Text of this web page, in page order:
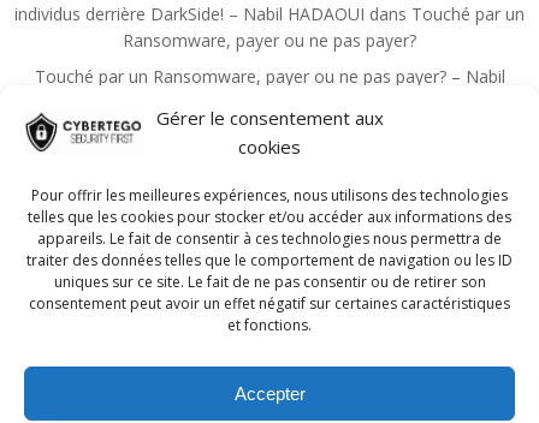
Gérer le consentement aux
cookies
Pour offrir les meilleures expériences, nous utilisons des technologies
telles que les cookies pour stocker et/ou accéder aux informations des
appareils. Le fait de consentir à ces technologies nous permettra de
traiter des données telles que le comportement de navigation ou les ID
uniques sur ce site. Le fait de ne pas consentir ou de retirer son
consentement peut avoir un effet négatif sur certaines caractéristiques
et fonctions.
Accepter
individus derrière DarkSide! – Nabil HADAOUI dans Touché par un
Ransomware, payer ou ne pas payer?
Touché par un Ransomware, payer ou ne pas payer? – Nabil
sécurité
sécurité de l’information
Nadmin dansGuide pour réussir la certification CISSP!